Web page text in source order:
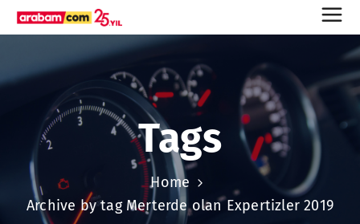
Tags
Home
Archive by tag Merterde olan Expertizler 2019